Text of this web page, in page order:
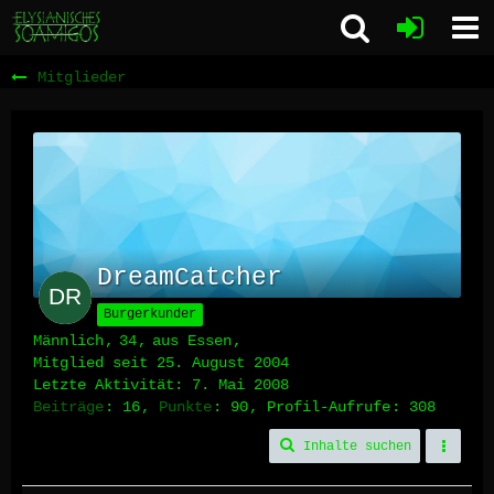
Mitglieder
DreamCatcher
Burgerkunder
Männlich 34
aus Essen
Mitglied seit 25. August 2004
Letzte Aktivität: 7. Mai 2008
Beiträge
16 Punkte 90 Profil-Aufrufe 308
Inhalte suchen